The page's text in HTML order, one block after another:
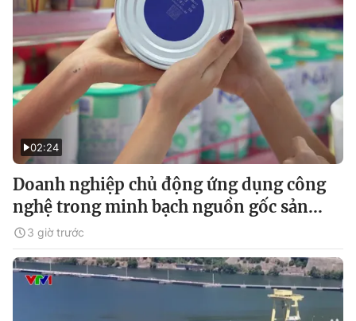
02:24
Doanh nghiệp chủ động ứng dụng công
nghệ trong minh bạch nguồn gốc sản...
3 giờ trước